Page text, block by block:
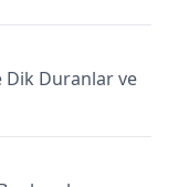
Dik Duranlar ve